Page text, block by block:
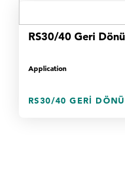
RS30/40 Geri
Application
RS30/40 GERI